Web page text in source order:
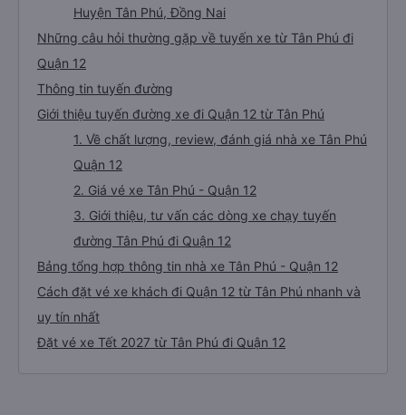
Huyện Tân Phú, Đồng Nai
Những câu hỏi thường gặp về tuyến xe từ Tân Phú đi
Quận 12
Thông tin tuyến đường
Giới thiệu tuyến đường xe đi Quận 12 từ Tân Phú
1. Về chất lượng, review, đánh giá nhà xe Tân Phú
Quận 12
2. Giá vé xe Tân Phú - Quận 12
3. Giới thiệu, tư vấn các dòng xe chạy tuyến
đường Tân Phú đi Quận 12
Bảng tổng hợp thông tin nhà xe Tân Phú - Quận 12
Cách đặt vé xe khách đi Quận 12 từ Tân Phú nhanh và
uy tín nhất
Đặt vé xe Tết 2027 từ Tân Phú đi Quận 12